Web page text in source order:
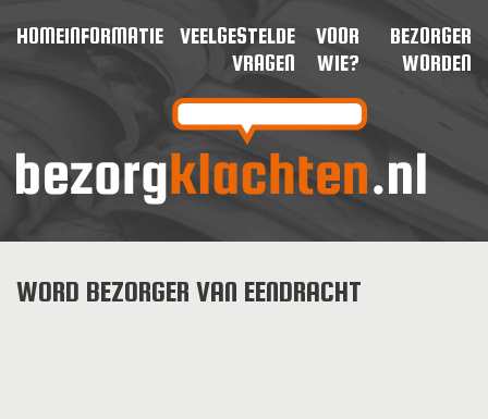
HOMEINFORMATIE
VEELGESTELDE
VRAGEN
VOOR
WIE?
BEZORGER
WORDEN
WORD BEZORGER VAN EENDRACHT